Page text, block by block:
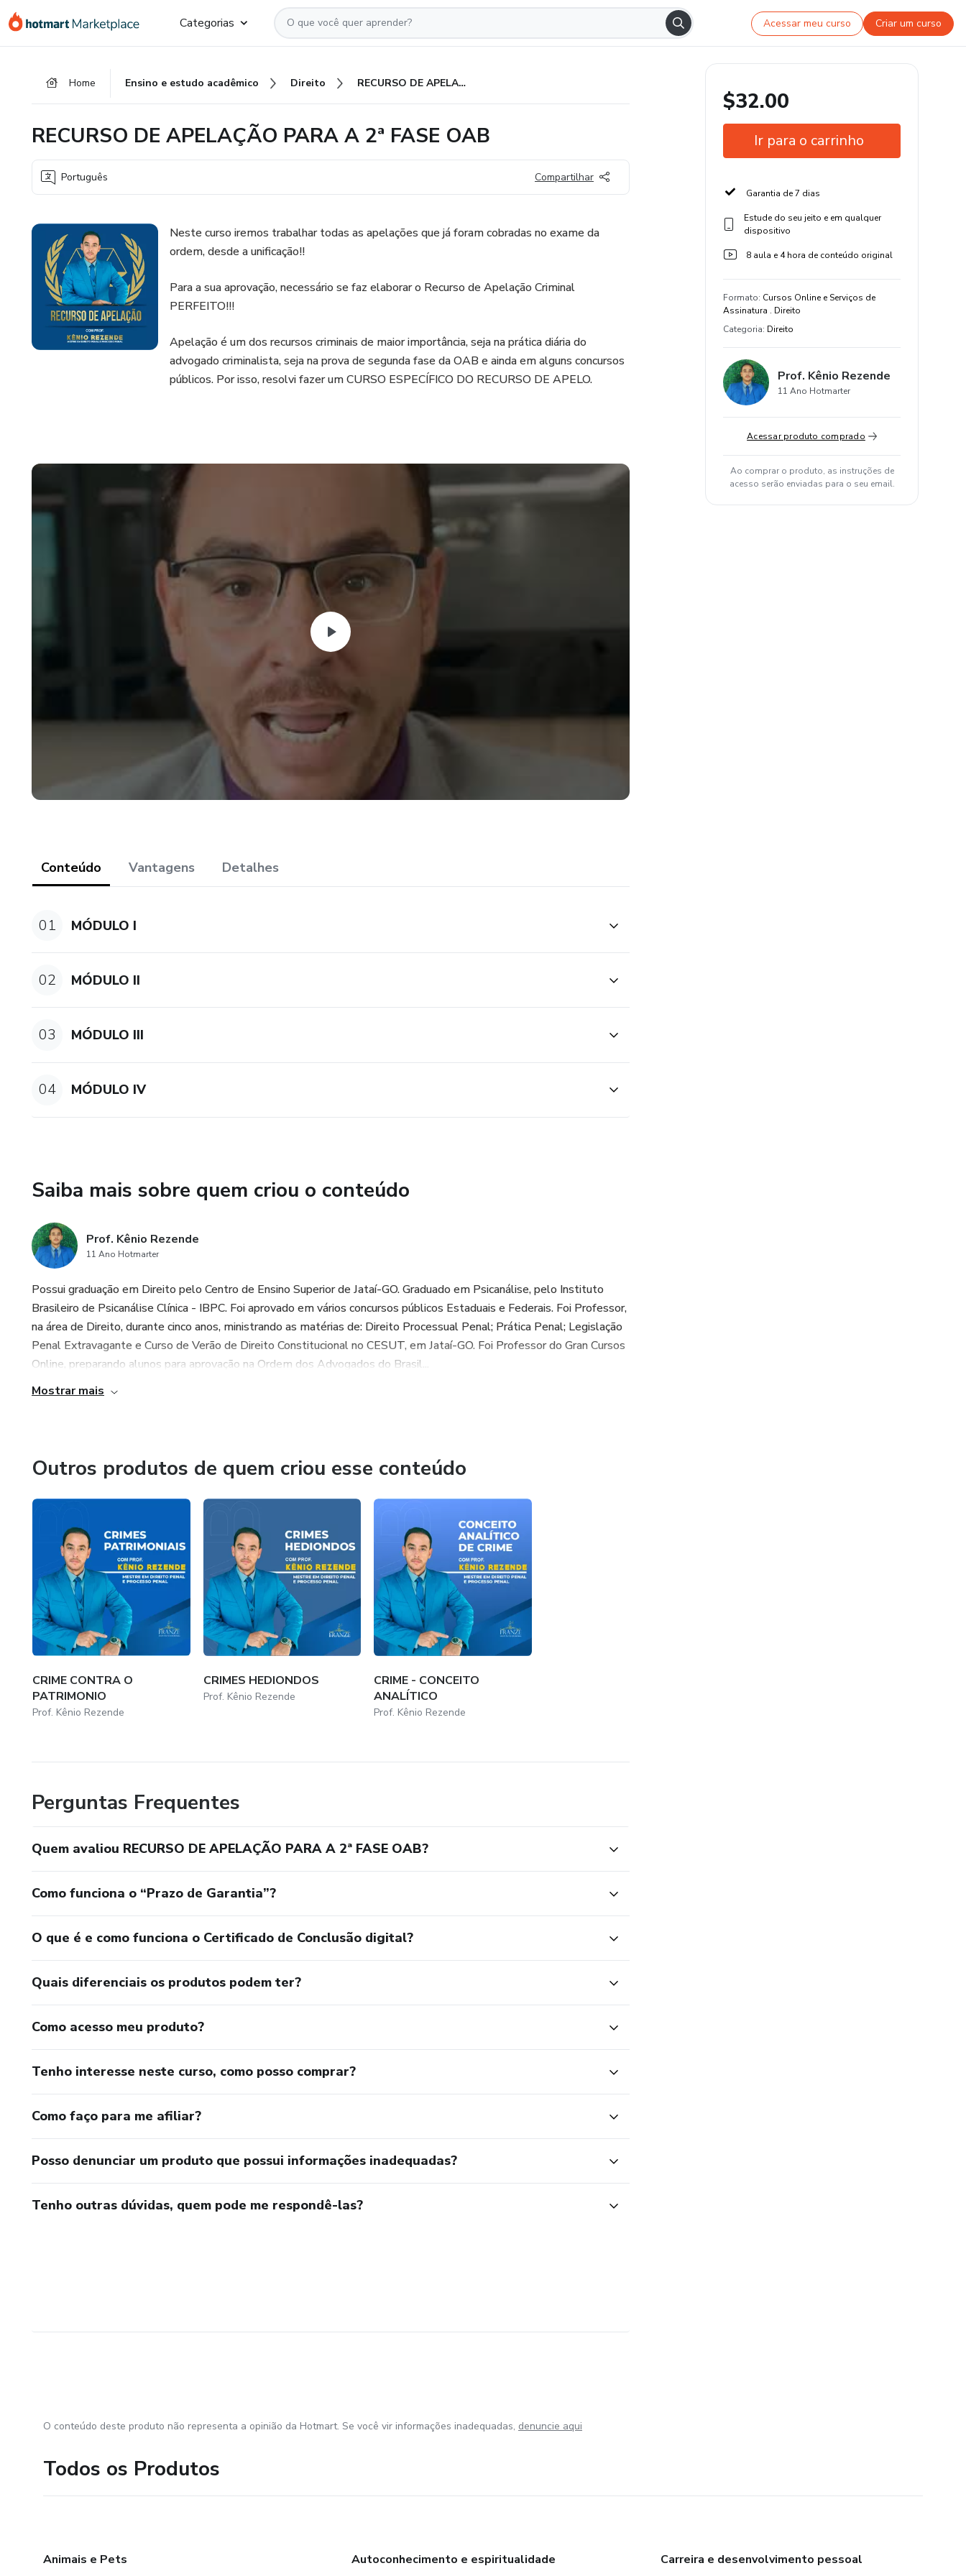
para
para
para
Categorias Acessar meu curso Criar um curso
Home Ensino e estudo acadêmico Direito RECURSO DE APELAÇÃO PARA A 2ª FASE OAB
RECURSO DE APELAÇÃO PARA A 2ª FASE OAB
Português Compartilhar
Neste curso iremos trabalhar todas as apelações que já foram cobradas no exame da
ordem, desde a unificação!!
Para a sua aprovação, necessário se faz elaborar o Recurso de Apelação Criminal
PERFEITO!!!
Apelação é um dos recursos criminais de maior importância, seja na prática diária do
advogado criminalista, seja na prova de segunda fase da OAB e ainda em alguns concursos
públicos. Por isso, resolvi fazer um CURSO ESPECÍFICO DO RECURSO DE APELO.
Conteúdo Vantagens Detalhes
01 MÓDULO I
02 MÓDULO II
03 MÓDULO III
04 MÓDULO IV
Saiba mais sobre quem criou o conteúdo
Prof. Kênio Rezende
11 Ano Hotmarter
Possui graduação em Direito pelo Centro de Ensino Superior de Jataí-GO. Graduado em Psicanálise, pelo Instituto
Brasileiro de Psicanálise Clínica - IBPC. Foi aprovado em vários concursos públicos Estaduais e Federais. Foi Professor,
na área de Direito, durante cinco anos, ministrando as matérias de: Direito Processual Penal; Prática Penal; Legislação
Penal Extravagante e Curso de Verão de Direito Constitucional no CESUT, em Jataí-GO. Foi Professor do Gran Cursos
Online, preparando alunos para aprovação na Ordem dos Advogados do Brasil...
Mostrar mais
Outros produtos de quem criou esse conteúdo
CRIME CONTRA O
PATRIMONIO
Prof. Kênio Rezende
CRIMES HEDIONDOS
Prof. Kênio Rezende
CRIME - CONCEITO
ANALÍTICO
Prof. Kênio Rezende
Perguntas Frequentes
Quem avaliou RECURSO DE APELAÇÃO PARA A 2ª FASE OAB?
Como funciona o “Prazo de Garantia”?
O que é e como funciona o Certificado de Conclusão digital?
Quais diferenciais os produtos podem ter?
Como acesso meu produto?
Tenho interesse neste curso, como posso comprar?
Como faço para me afiliar?
Posso denunciar um produto que possui informações inadequadas?
Tenho outras dúvidas, quem pode me respondê-las?
$32.00
Ir para o carrinho
Garantia de 7 dias
Estude do seu jeito e em qualquer
dispositivo
8 aula e 4 hora de conteúdo original
Formato: Cursos Online e Serviços de
Assinatura . Direito
Categoria: Direito
Prof. Kênio Rezende
11 Ano Hotmarter
Acessar produto comprado
Ao comprar o produto, as instruções de
acesso serão enviadas para o seu email.
O conteúdo deste produto não representa a opinião da Hotmart. Se você vir informações inadequadas, denuncie aqui
Todos os Produtos
Animais e Pets
Autoconhecimento e espiritualidade
Carreira e desenvolvimento pessoal